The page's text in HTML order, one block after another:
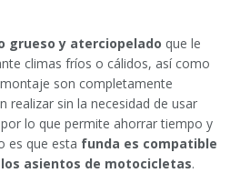
grueso y aterciopelado que le
climas fríos o cálidos, así como
son completamente
realizar sin la necesidad de usar
lo que permite ahorrar tiempo y
es que esta funda es compatible
asientos de motocicletas.